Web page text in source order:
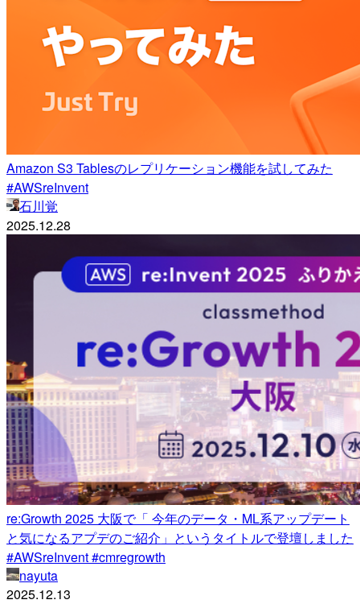
Amazon S3 Tablesのレプリケーション機能を試してみた
#AWSreInvent
石川覚
2025.12.28
re:Growth 2025 大阪で「 今年のデータ・ML系アップデート
と気になるアプデのご紹介」というタイトルで登壇しました
#AWSreInvent #cmregrowth
nayuta
2025.12.13